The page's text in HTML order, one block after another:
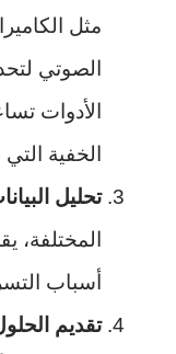
مثل
الصوتي
الأدوات
الخفية
تحليل
المختلفة،
أسباب
تقديم